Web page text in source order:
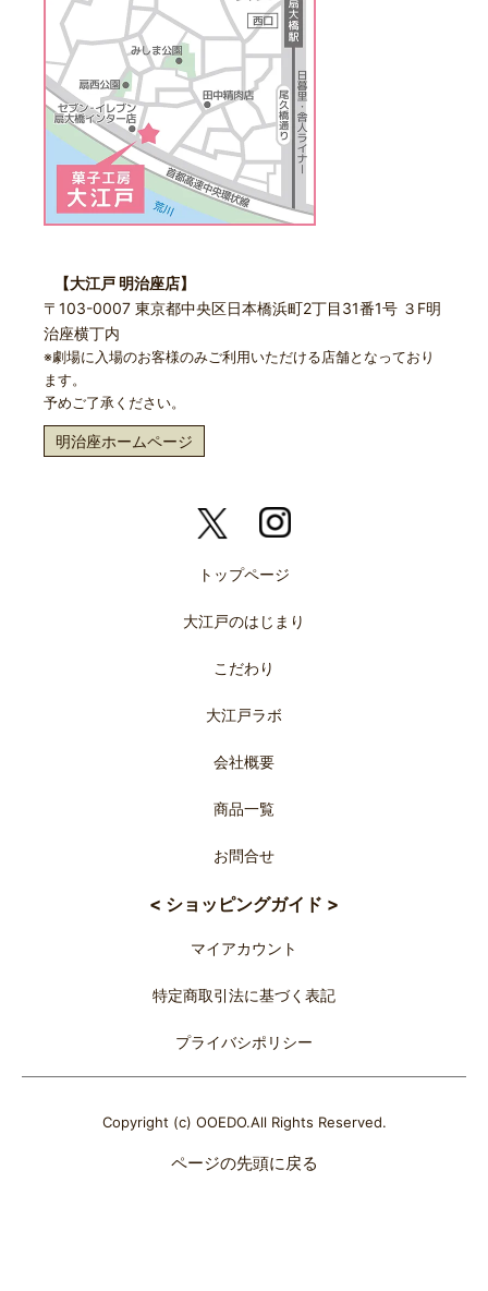
【大江戸 明治座店】
〒103-0007 東京都中央区日本橋浜町2丁目31番1号 ３F明
治座横丁内
※劇場に入場のお客様のみご利用いただける店舗となっており
ます。
予めご了承ください。
明治座ホームページ
トップページ
大江戸のはじまり
こだわり
大江戸ラボ
会社概要
商品一覧
お問合せ
< ショッピングガイド >
マイアカウント
特定商取引法に基づく表記
プライバシポリシー
Copyright (c) OOEDO.All Rights Reserved.
ページの先頭に戻る